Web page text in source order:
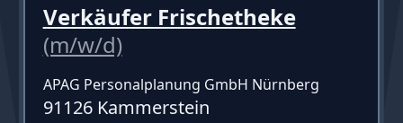
Verkäufer Frischetheke
(m/w/d)
APAG Personalplanung GmbH Nürnberg
91126 Kammerstein